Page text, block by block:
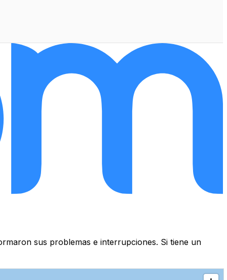
sus problemas e interrupciones. Si tiene un